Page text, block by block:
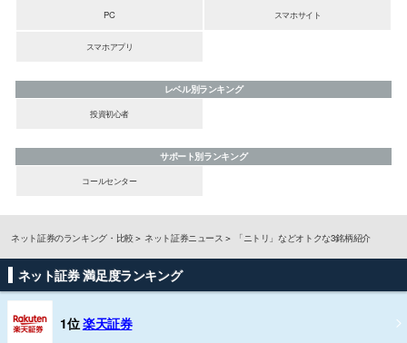
PC スマホサイト
スマホアプリ
レベル別ランキング
投資初心者
サポート別ランキング
コールセンター
ネット証券のランキング・比較 ネット証券ニュース 「ニトリ」などオトクな3銘柄紹介
ネット証券 満足度ランキング
1位楽天証券